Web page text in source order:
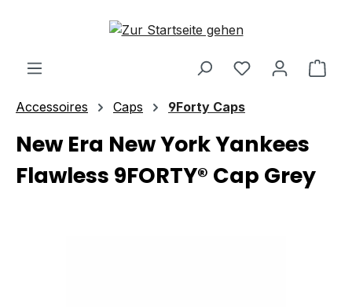
Zum Hauptinhalt springen
Accessoires Caps 9Forty Caps
New Era New York Yankees
Flawless 9FORTY® Cap Grey